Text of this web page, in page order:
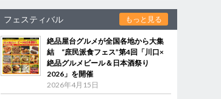
フェスティバル もっと見る
絶品屋台グルメが全国各地から大集
結 “庶民派食フェス”第4回「川口×
絶品グルメビール＆日本酒祭り
2026」を開催
2026年4月15日